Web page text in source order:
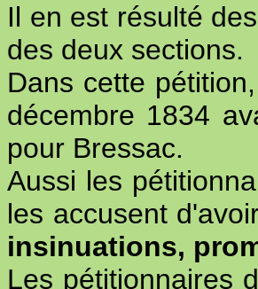
Il en est résulté
des deux sections.
Dans cette
décembre 1834
pour Bressac.
Aussi les
les accusent
insinuations,
Les pétitionnaires